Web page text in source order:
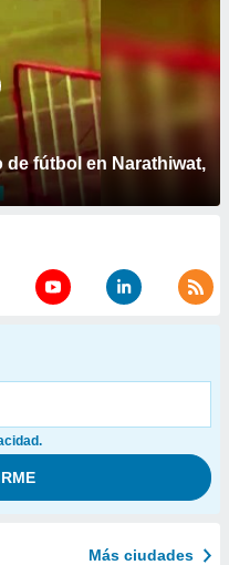
de fútbol en Narathiwat,
Más ciudades